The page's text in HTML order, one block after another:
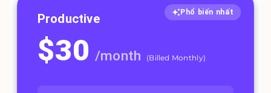
Phổ biến nhất
Productive
$30 /month (Billed Monthly)